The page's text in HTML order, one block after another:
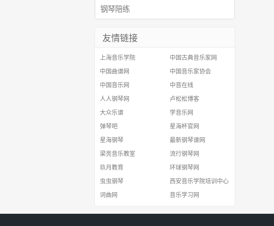
钢琴陪练
友情链接
上海音乐学院
中国古典音乐家网
中国曲谱网
中国音乐家协会
中国音乐网
中音在线
人人钢琴网
卢松松博客
大众乐谱
学音乐网
弹琴吧
星海杯官网
星海钢琴
最新钢琴谱网
梁亮音乐教室
流行钢琴网
玖月教育
环球钢琴网
虫虫钢琴
西安音乐学院培训中心
词曲网
音乐学习网